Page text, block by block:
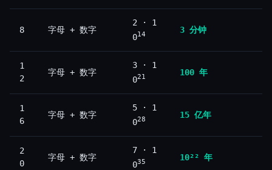
8 字母 + 数字
2 · 1
014 3 分钟
1
2
字母 + 数字
3 · 1
021 100 年
1
6
字母 + 数字
5 · 1
028 15 亿年
2
0
字母 + 数字
7 · 1
035 10²² 年